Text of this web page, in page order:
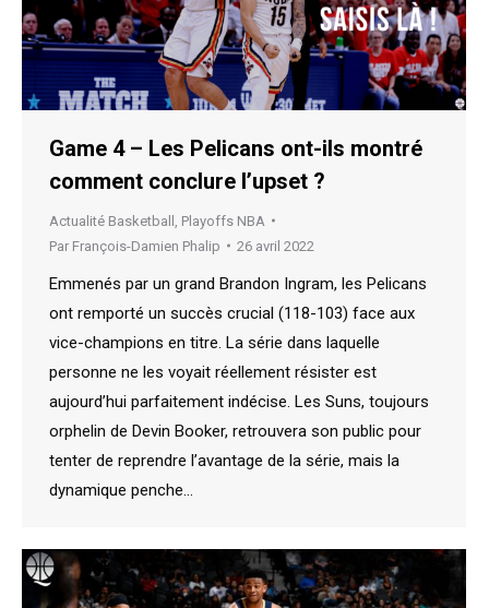
Game 4 – Les Pelicans ont-ils montré
comment conclure l’upset ?
Actualité Basketball
Playoffs NBA
Par François-Damien Phalip 26 avril 2022
Emmenés par un grand Brandon Ingram, les Pelicans
ont remporté un succès crucial (118-103) face aux
vice-champions en titre. La série dans laquelle
personne ne les voyait réellement résister est
aujourd’hui parfaitement indécise. Les Suns, toujours
orphelin de Devin Booker, retrouvera son public pour
tenter de reprendre l’avantage de la série, mais la
dynamique penche…